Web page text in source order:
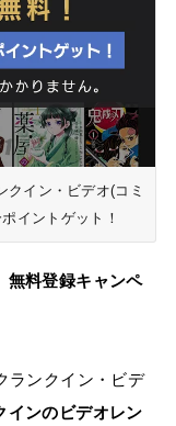
クイン・ビデオ(コミ
イントゲット！
無料登録キャンペ
ランクイン・ビデ
インのビデオレン